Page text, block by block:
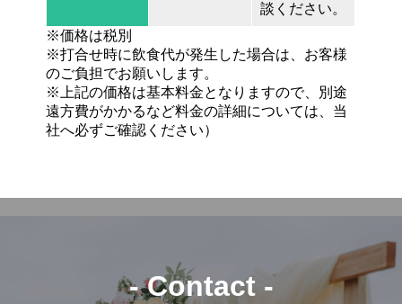
談ください。
※価格は税別
※打合せ時に飲食代が発生した場合は、お客様
のご負担でお願いします。
※上記の価格は基本料金となりますので、別途
遠方費がかかるなど料金の詳細については、当
社へ必ずご確認ください）
- Contact -